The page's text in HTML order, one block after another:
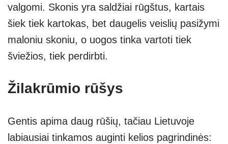
valgomi. Skonis yra saldžiai rūgštus, kartais
šiek tiek kartokas, bet daugelis veislių pasižymi
maloniu skoniu, o uogos tinka vartoti tiek
šviežios, tiek perdirbti.
Žilakrūmio rūšys
Gentis apima daug rūšių, tačiau Lietuvoje
labiausiai tinkamos auginti kelios pagrindinės: